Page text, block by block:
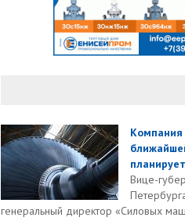
Вице-
генеральный директор «Силовых